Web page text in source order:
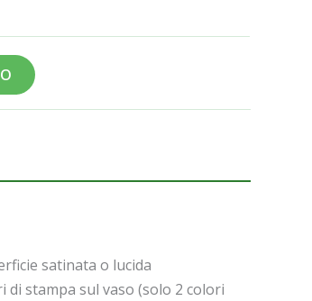
satinata o lucida
di stampa sul vaso (solo 2 colori